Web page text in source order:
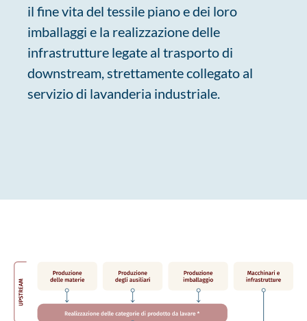
il fine vita del tessile piano e dei loro
imballaggi e la realizzazione delle
infrastrutture legate al trasporto di
downstream, strettamente collegato al
servizio di lavanderia industriale.